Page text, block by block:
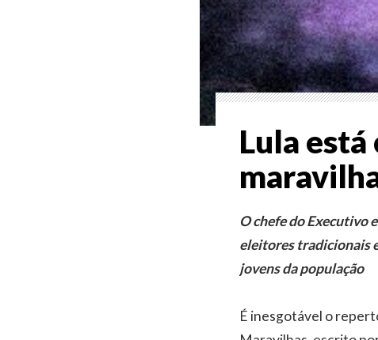
Lula está
O chefe do Executivo
eleitores tradicionais
jovens da população
É inesgotável o